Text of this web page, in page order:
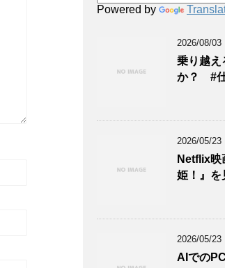
Powered by
2026/08/03
乗り越え
か？ #
2026/05/23
Netflix映
姫！』を
2026/05/23
AIでの